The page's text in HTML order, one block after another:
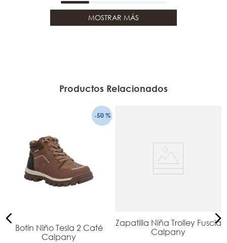
MOSTRAR MÁS
Productos Relacionados
-50 %
Botín Niño Tesla 2 Café
Calpany
Zapatilla Niña Trolley Fuscia
Calpany